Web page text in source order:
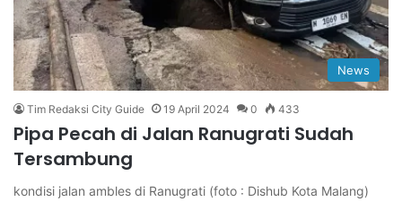
News
Tim Redaksi City Guide 19 April 2024 0 433
Pipa Pecah di Jalan Ranugrati Sudah
Tersambung
kondisi jalan ambles di Ranugrati (foto : Dishub Kota Malang)